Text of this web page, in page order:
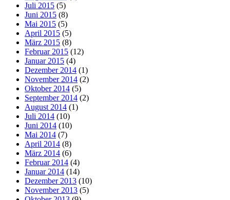
Juli 2015 (5)
Juni 2015 (8)
Mai 2015 (5)
April 2015 (5)
März 2015 (8)
Februar 2015 (12)
Januar 2015 (4)
Dezember 2014 (1)
November 2014 (2)
Oktober 2014 (5)
September 2014 (2)
August 2014 (1)
Juli 2014 (10)
Juni 2014 (10)
Mai 2014 (7)
April 2014 (8)
März 2014 (6)
Februar 2014 (4)
Januar 2014 (14)
Dezember 2013 (10)
November 2013 (5)